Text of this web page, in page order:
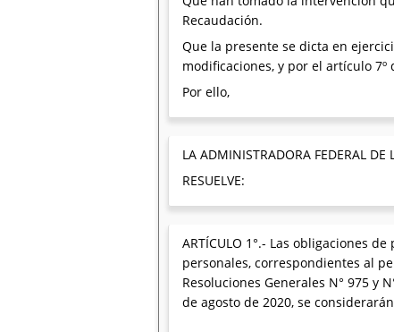
Recaudación.
Que la presente se dicta en
modificaciones, y por el artículo
Por ello,
LA ADMINISTRADORA FEDERAL DE
RESUELVE:
ARTÍCULO 1°.- Las obligaciones
personales, correspondientes al
Resoluciones Generales N° 975 y
de agosto de 2020, se